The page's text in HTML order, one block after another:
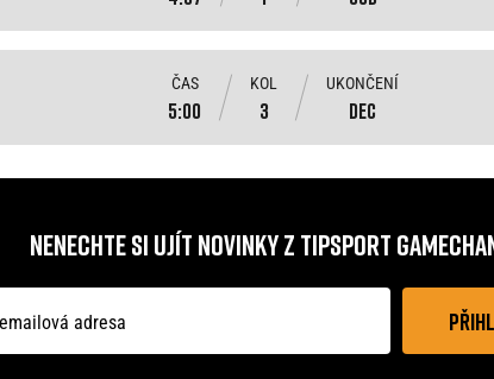
ČAS
5:00
KOL
3
UKONČENÍ
DEC
NENECHTE SI UJÍT NOVINKY Z TIPSPORT